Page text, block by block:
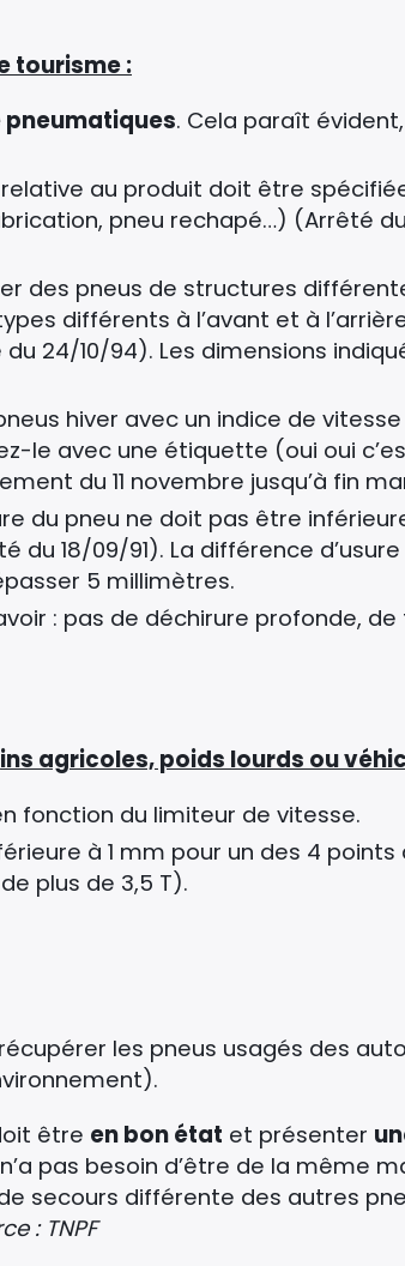
tourisme :
pneumatiques. Cela paraît
au produit doit être
pneu rechapé…) (Arrêté
des pneus de structures
différents à l’avant et à
24/10/94). Les dimensions
hiver avec un indice de
le avec une étiquette (oui oui
du 11 novembre jusqu’à fin
du pneu ne doit pas être
du 18/09/91). La différence
5 millimètres.
: pas de déchirure profonde,
agricoles, poids lourds ou
fonction du limiteur de vitesse.
à 1 mm pour un des 4 points
plus de 3,5 T).
les pneus usagés des
être en bon état et présenter
pas besoin d’être de la même
secours différente des autres
: TNPF